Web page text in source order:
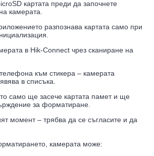
картата преди да започнете
камерата.
разпознава картата само при
в Hik-Connect чрез сканиране на
към стикера – камерата
в списъка.
само ще засече картата памет и ще
за форматиране.
момент – трябва да се съгласите и да
камерата може: